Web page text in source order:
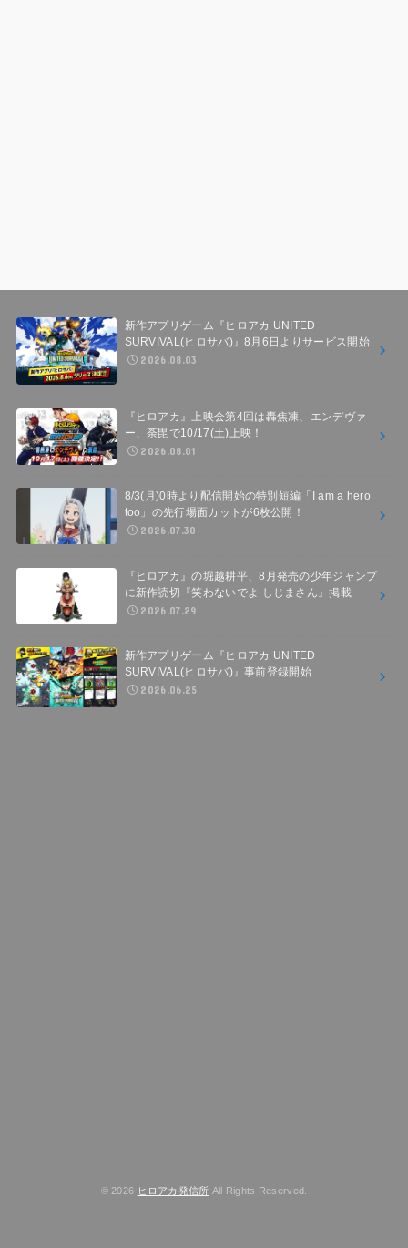
新作アプリゲーム『ヒロアカ UNITED
SURVIVAL(ヒロサバ)』8月6日よりサービス開始
2026.08.03
『ヒロアカ』上映会第4回は轟焦凍、エンデヴァ
ー、荼毘で10/17(土)上映！
2026.08.01
8/3(月)0時より配信開始の特別短編「I am a hero
too」の先行場面カットが6枚公開！
2026.07.30
『ヒロアカ』の堀越耕平、8月発売の少年ジャンプ
に新作読切『笑わないでよ しじまさん』掲載
2026.07.29
新作アプリゲーム『ヒロアカ UNITED
SURVIVAL(ヒロサバ)』事前登録開始
2026.06.25
© 2026 ヒロアカ発信所 All Rights Reserved.